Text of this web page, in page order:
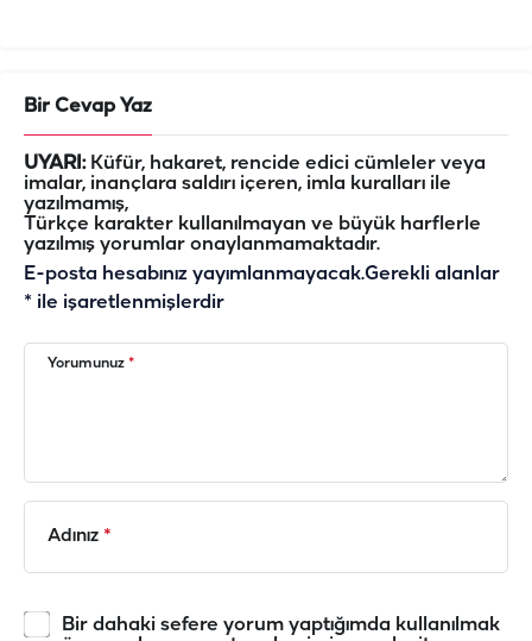
Bir Cevap Yaz
UYARI:Küfür, hakaret, rencide edici cümleler veya
imalar, inançlara saldırı içeren, imla kuralları ile
yazılmamış,
Türkçe karakter kullanılmayan ve büyük harflerle
yazılmış yorumlar onaylanmamaktadır.
E-posta hesabınız yayımlanmayacak.Gerekli alanlar
* ile işaretlenmişlerdir
Yorumunuz *
Adınız *
Bir dahaki sefere yorum yaptığımda kullanılmak